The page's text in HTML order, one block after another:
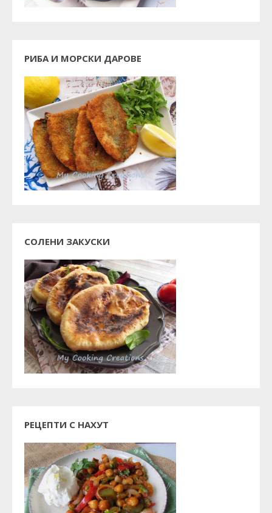
РИБА И МОРСКИ ДАРОВЕ
СОЛЕНИ ЗАКУСКИ
РЕЦЕПТИ С НАХУТ